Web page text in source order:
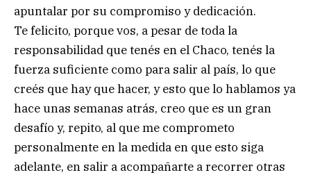
apuntalar por su compromiso y dedicación.
Te felicito, porque vos, a pesar de toda la
responsabilidad que tenés en el Chaco, tenés la
fuerza suficiente como para salir al país, lo que
creés que hay que hacer, y esto que lo hablamos ya
hace unas semanas atrás, creo que es un gran
desafío y, repito, al que me comprometo
personalmente en la medida en que esto siga
adelante, en salir a acompañarte a recorrer otras